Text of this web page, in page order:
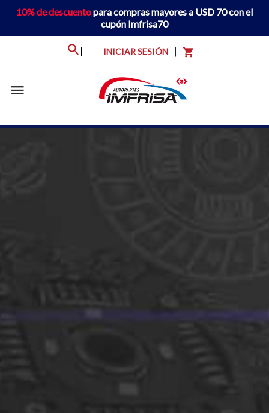
10% de descuentopara compras mayores a USD 70 con el
cupón Imfrisa70
INICIAR SESIÓN shopping_cart
menu